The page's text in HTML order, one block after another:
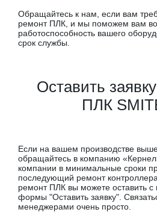
Обращайтесь к нам, если вам
ремонт ПЛК, и мы поможем вам
работоспособность вашего
срок службы.
Оставить
ПЛК
Если на вашем производстве
обращайтесь в компанию
компании в минимальные сроки
последующий ремонт
ремонт ПЛК вы можете оставить
формы "Оставить заявку".
менеджерами очень просто.